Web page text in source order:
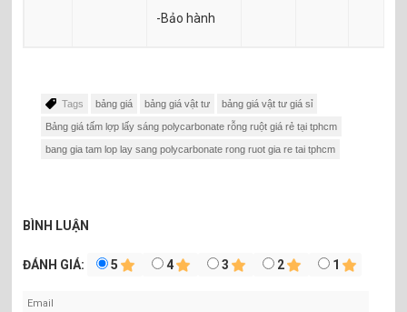
-Bảo hành
Tags bảng giá bảng giá vật tư bảng giá vật tư giá sỉ
Bảng giá tấm lợp lấy sáng polycarbonate rỗng ruột giá rẻ tại tphcm
bang gia tam lop lay sang polycarbonate rong ruot gia re tai tphcm
BÌNH LUẬN
ĐÁNH GIÁ: 5 4 3 2 1